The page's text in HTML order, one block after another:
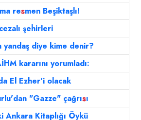
ma resmen Beşiktaşlı!
şehirleri
yandaş diye kime denir?
kararını yorumladı:
El Ezher'i olacak
"Gazze" çağrısı
Ankara Kitaplığı Öykü